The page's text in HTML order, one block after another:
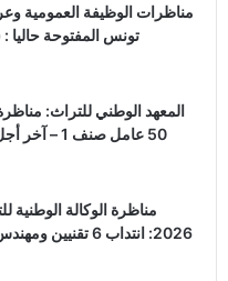
مناظرات الوظيفة العمومية
تونس المفتوحة حاليا :
المعهد الوطني للتراث:
50 عامل صنف 1 – آخر أجل 21 أوت 2026
مناظرة الوكالة الوطنية
2026: انتداب 6